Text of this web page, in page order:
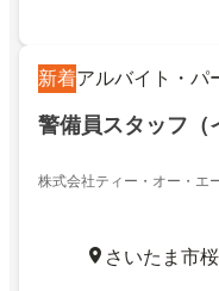
新着アルバイト・パ
警備員スタッフ（
株式会社ティー・オー・エ
さいたま市